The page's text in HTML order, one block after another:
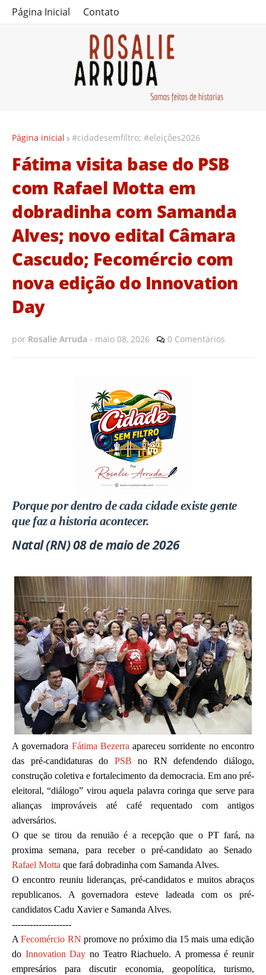
Página Inicial Contato
Página inicial #cidadesemfiltro; #eleições2026
Fátima visita base do PSB
com Rafael Motta em
dobradinha com Samanda
Alves; novo edital Câmara
Cascudo; Fecomércio com
nova edição do Innovation
Day
por Rosalie Arruda - maio 08, 2026 0 Comentários
Porque por dentro de cada cidade existe gente
que faz a historia acontecer.
Natal (RN) 08 de maio de 2026
A governadora Fátima Bezerra apareceu sorridente no encontro
das pré-candidaturas do PSB no RN defendendo diálogo,
construção coletiva e fortalecimento da democracia. Em ano pré-
eleitoral, “diálogo” virou aquela palavra coringa que serve para
alianças improváveis até café requentado com antigos
adversários.
O que se tirou da renuião é a recepção que o PT fará, na
proxima semana, para receber o pré-candidato ao Senado
Rafael Motta que fará dobradinha com Samanda Alves.
O encontro reuniu lideranças, pré-candidatos e muitos abraços
republicanos. A governadora esteve ladeada com os pré-
candidatos Cadu Xavier e Samanda Alves.
--------------------
AFecomércio RN promove no próximo dia 15 mais uma edição
do Innovation Day no Teatro Riachuelo. A promessa é reunir
empresários para discutir economia, geopolítica, turismo,